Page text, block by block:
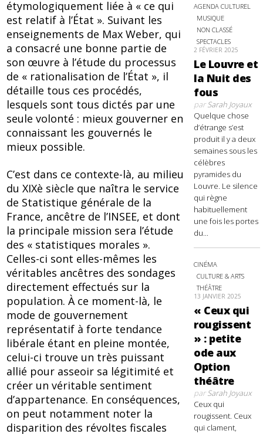
étymologiquement liée à « ce qui
est relatif à l’État ». Suivant les
enseignements de Max Weber, qui
a consacré une bonne partie de
son œuvre à l’étude du processus
de « rationalisation de l’État », il
détaille tous ces procédés,
lesquels sont tous dictés par une
seule volonté : mieux gouverner en
connaissant les gouvernés le
mieux possible.
C’est dans ce contexte-là, au milieu
du XIXè siècle que naîtra le service
de Statistique générale de la
France, ancêtre de l’INSEE, et dont
la principale mission sera l’étude
des « statistiques morales ».
Celles-ci sont elles-mêmes les
véritables ancêtres des sondages
directement effectués sur la
population. À ce moment-là, le
mode de gouvernement
représentatif à forte tendance
libérale étant en pleine montée,
celui-ci trouve un très puissant
allié pour asseoir sa légitimité et
créer un véritable sentiment
d’appartenance. En conséquences,
on peut notamment noter la
disparition des révoltes fiscales
AGENDA CULTUREL
MUSIQUE
NON CLASSÉ
SPECTACLES
2 FÉVRIER 2025
Le Louvre et
la Nuit des
fous
parSarah Joyaux
Quelque chose
d’étrange s’est
produit il y a deux
semaines sous les
célèbres
pyramides du
Louvre. Le silence
qui règne
habituellement
une fois les portes
du...
CINÉMA
CULTURE & ARTS
THÉÂTRE
13 JANVIER 2025
« Ceux qui
rougissent
» : petite
ode aux
Option
théâtre
parSarah Joyaux
Ceux qui
rougissent. Ceux
qui clament,